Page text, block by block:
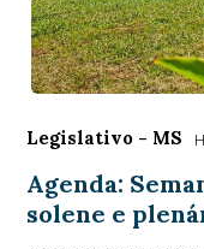
Legislativo - MS
Agenda:
solene e